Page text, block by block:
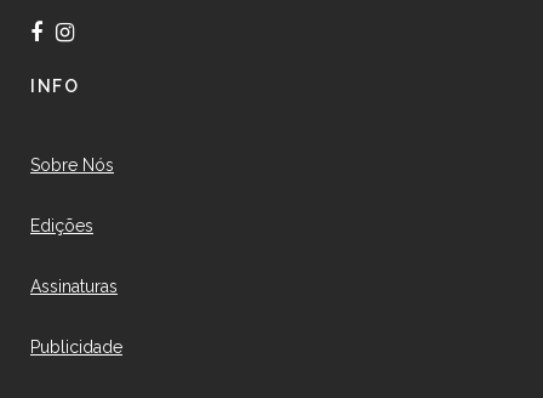
INFO
Sobre Nós
Edições
Assinaturas
Publicidade